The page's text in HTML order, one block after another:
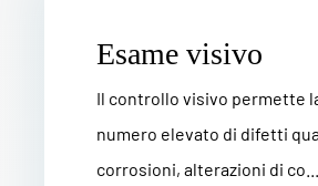
Esame visivo
Il controllo visivo permette
numero elevato di difetti
corrosioni, alterazioni di co...